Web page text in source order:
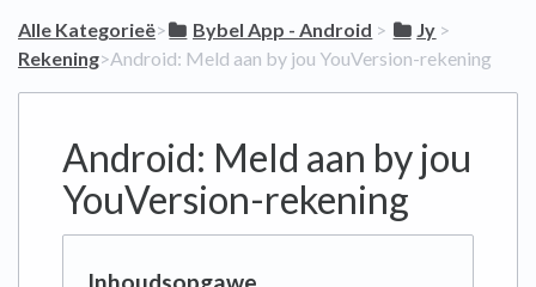
Alle Kategorieë​>​ ​Bybel App - Android ​ > ​ ​Jy ​ > ​
Rekening​>​ Android: Meld aan by jou YouVersion-rekening
Android: Meld aan by jou
YouVersion-rekening